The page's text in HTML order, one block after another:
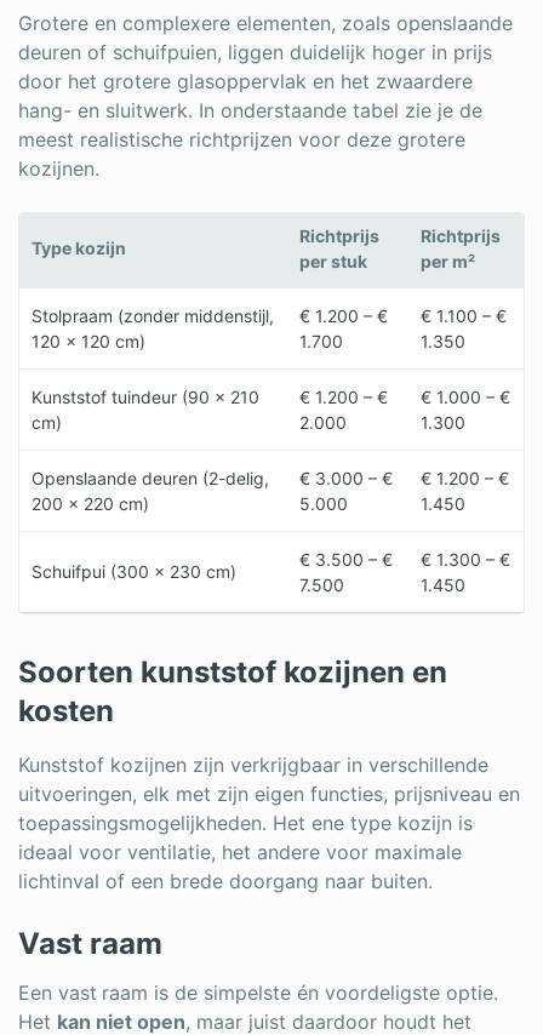
Grotere en complexere elementen, zoals openslaande
deuren of schuifpuien, liggen duidelijk hoger in prijs
door het grotere glasoppervlak en het zwaardere
hang- en sluitwerk. In onderstaande tabel zie je de
meest realistische richtprijzen voor deze grotere
kozijnen.
Type kozijn
Richtprijs
per stuk
Richtprijs
per m²
Stolpraam (zonder middenstijl,
120 x 120 cm)
€ 1.200 – €
1.700
€ 1.100 – €
1.350
Kunststof tuindeur (90 × 210
cm)
€ 1.200 – €
2.000
€ 1.000 – €
1.300
Openslaande deuren (2-delig,
200 × 220 cm)
€ 3.000 – €
5.000
€ 1.200 – €
1.450
Schuifpui (300 × 230 cm)
€ 3.500 – €
7.500
€ 1.300 – €
1.450
Soorten kunststof kozijnen en
kosten
Kunststof kozijnen zijn verkrijgbaar in verschillende
uitvoeringen, elk met zijn eigen functies, prijsniveau en
toepassingsmogelijkheden. Het ene type kozijn is
ideaal voor ventilatie, het andere voor maximale
lichtinval of een brede doorgang naar buiten.
Vast raam
Een vast raam is de simpelste én voordeligste optie.
Het kan niet open, maar juist daardoor houdt het